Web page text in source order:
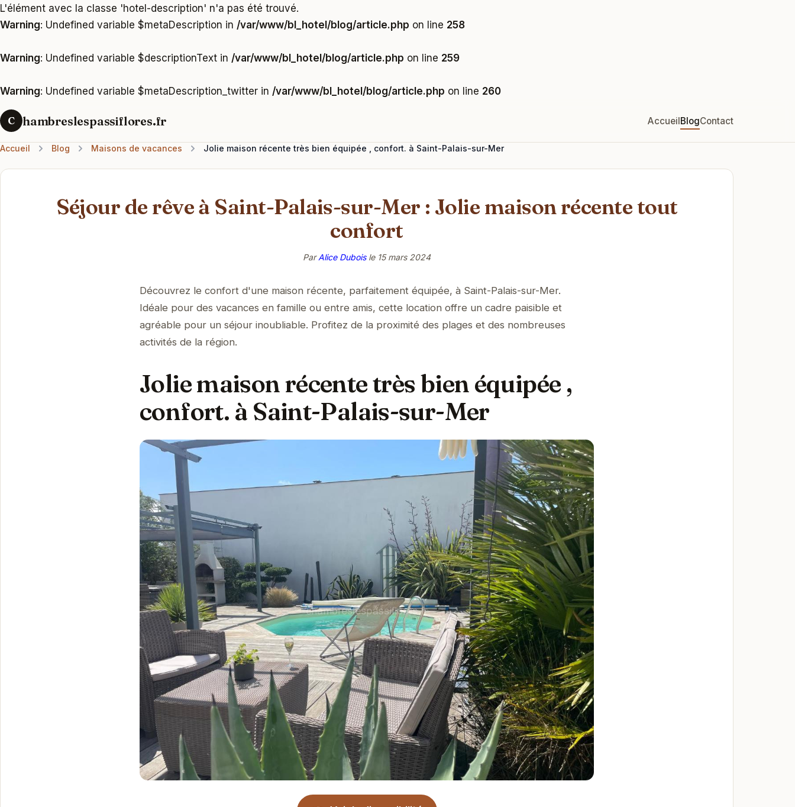
L'élément avec la classe 'hotel-description' n'a pas été trouvé.
Warning: Undefined variable $metaDescription in /var/www/bl_hotel/blog/article.php on line 258
Warning: Undefined variable $descriptionText in /var/www/bl_hotel/blog/article.php on line 259
Warning: Undefined variable $metaDescription_twitter in /var/www/bl_hotel/blog/article.php on line 260
C hambreslespassiflores.fr AccueilBlogContact
Accueil Blog Maisons de vacances Jolie maison récente très bien équipée , confort. à Saint-Palais-sur-Mer
Séjour de rêve à Saint-Palais-sur-Mer : Jolie maison récente tout
confort
ParAlice Duboisle 15 mars 2024
Découvrez le confort d'une maison récente, parfaitement équipée, à Saint-Palais-sur-Mer.
Idéale pour des vacances en famille ou entre amis, cette location offre un cadre paisible et
agréable pour un séjour inoubliable. Profitez de la proximité des plages et des nombreuses
activités de la région.
Jolie maison récente très bien équipée ,
confort. à Saint-Palais-sur-Mer